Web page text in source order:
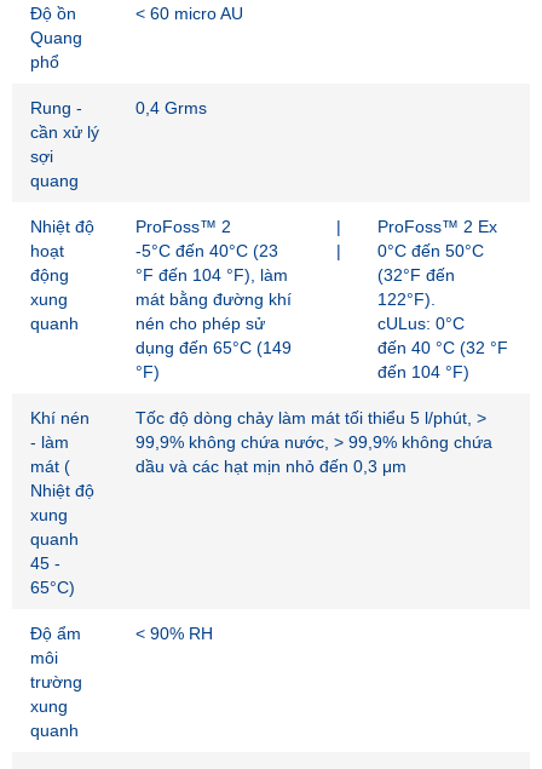
Độ ồn
Quang
phổ
< 60 micro AU
Rung -
cần xử lý
sợi
quang
0,4 Grms
Nhiệt độ
hoạt
động
xung
quanh
ProFoss™ 2
-5°C đến 40°C (23
°F đến 104 °F), làm
mát bằng đường khí
nén cho phép sử
dụng đến 65°C (149
°F)
|
|
ProFoss™ 2 Ex
0°C đến 50°C
(32°F đến
122°F).
cULus: 0°C
đến 40 °C (32 °F
đến 104 °F)
Khí nén
- làm
mát (
Nhiệt độ
xung
quanh
45 -
65°C)
Tốc độ dòng chảy làm mát tối thiểu 5 l/phút, >
99,9% không chứa nước, > 99,9% không chứa
dầu và các hạt mịn nhỏ đến 0,3 μm
Độ ẩm
môi
trường
xung
quanh
< 90% RH